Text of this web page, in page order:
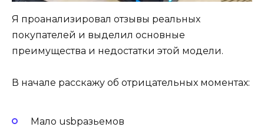
Я проанализировал отзывы реальных
покупателей и выделил основные
преимущества и недостатки этой модели.
В начале расскажу об отрицательных моментах:
Мало usbразьемов